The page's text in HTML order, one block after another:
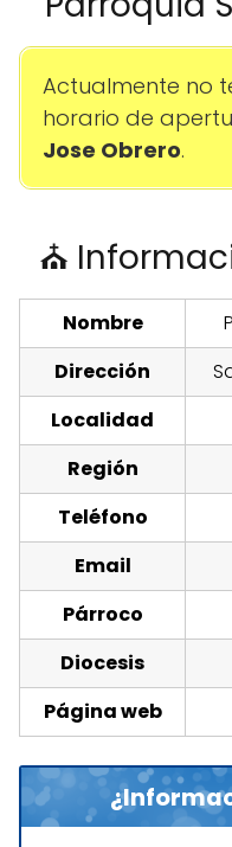
Actualmente no
horario de
Jose Obrero.
⛪
Nombre
Dirección
Localidad
Región
Teléfono
Email
Párroco
Diocesis
Página web